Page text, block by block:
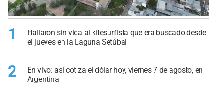
1
Hallaron sin vida al kitesurfista que era buscado desde
el jueves en la Laguna Setúbal
2
En vivo: así cotiza el dólar hoy, viernes 7 de agosto, en
Argentina